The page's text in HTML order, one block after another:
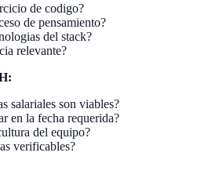
de codigo?
de pensamiento?
del stack?
relevante?
salariales son viables?
en la fecha requerida?
del equipo?
verificables?